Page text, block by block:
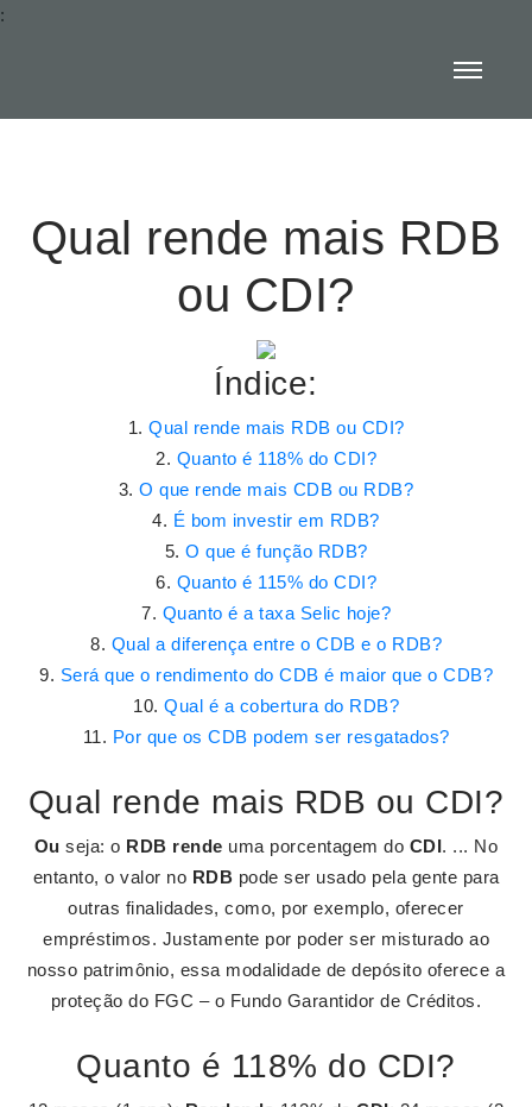
:
Qual rende mais RDB
ou CDI?
Índice:
Qual rende mais RDB ou CDI?
Quanto é 118% do CDI?
O que rende mais CDB ou RDB?
É bom investir em RDB?
O que é função RDB?
Quanto é 115% do CDI?
Quanto é a taxa Selic hoje?
Qual a diferença entre o CDB e o RDB?
Será que o rendimento do CDB é maior que o CDB?
Qual é a cobertura do RDB?
Por que os CDB podem ser resgatados?
Qual rende mais RDB ou CDI?
Ou seja: o RDB rende uma porcentagem do CDI. ... No
entanto, o valor no RDB pode ser usado pela gente para
outras finalidades, como, por exemplo, oferecer
empréstimos. Justamente por poder ser misturado ao
nosso patrimônio, essa modalidade de depósito oferece a
proteção do FGC – o Fundo Garantidor de Créditos.
Quanto é 118% do CDI?